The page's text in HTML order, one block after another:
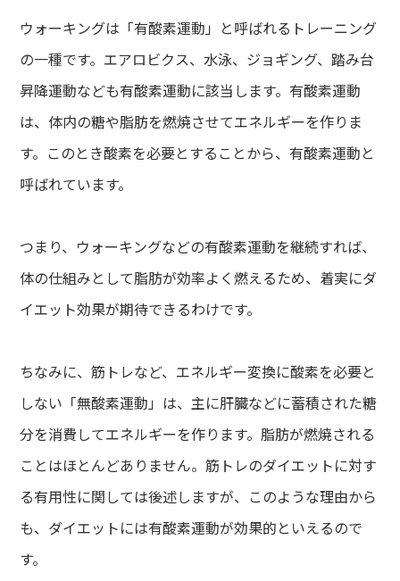
ウォーキングは「有酸素運動」と呼ばれるトレーニング
の一種です。エアロビクス、水泳、ジョギング、踏み台
昇降運動なども有酸素運動に該当します。有酸素運動
は、体内の糖や脂肪を燃焼させてエネルギーを作りま
す。このとき酸素を必要とすることから、有酸素運動と
呼ばれています。
つまり、ウォーキングなどの有酸素運動を継続すれば、
体の仕組みとして脂肪が効率よく燃えるため、着実にダ
イエット効果が期待できるわけです。
ちなみに、筋トレなど、エネルギー変換に酸素を必要と
しない「無酸素運動」は、主に肝臓などに蓄積された糖
分を消費してエネルギーを作ります。脂肪が燃焼される
ことはほとんどありません。筋トレのダイエットに対す
る有用性に関しては後述しますが、このような理由から
も、ダイエットには有酸素運動が効果的といえるので
す。